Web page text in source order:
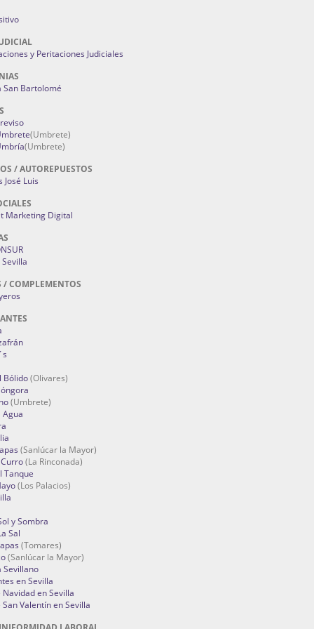
y Peritaciones Judiciales
San Bartolomé
(Umbrete)
(Umbrete)
/ AUTOREPUESTOS
José Luis
Marketing Digital
/ COMPLEMENTOS
Bólido(Olivares)
(Umbrete)
(Sanlúcar la Mayor)
(La Rinconada)
Tanque
(Los Palacios)
y Sombra
Sal
(Tomares)
(Sanlúcar la Mayor)
Sevillano
en Sevilla
Navidad en Sevilla
Valentín en Sevilla